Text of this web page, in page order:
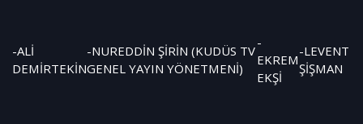
-ALİ
DEMİRTEKİN
-NUREDDİN ŞİRİN (KUDÜS TV
GENEL YAYIN YÖNETMENİ)
-
EKREM
EKŞİ
-LEVENT
ŞİŞMAN